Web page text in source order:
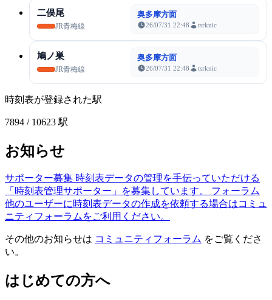
二俣尾
JR青梅線
奥多摩方面
26/07/31 22:48 tsrknic
鳩ノ巣
JR青梅線
奥多摩方面
26/07/31 22:48 tsrknic
時刻表が登録された駅
7894 / 10623 駅
お知らせ
サポーター募集 時刻表データの管理を手伝っていただける
「時刻表管理サポーター」を募集しています。
フォーラム
他のユーザーに時刻表データの作成を依頼する場合はコミュ
ニティフォーラムをご利用ください。
その他のお知らせは コミュニティフォーラム をご覧くださ
い。
はじめての方へ